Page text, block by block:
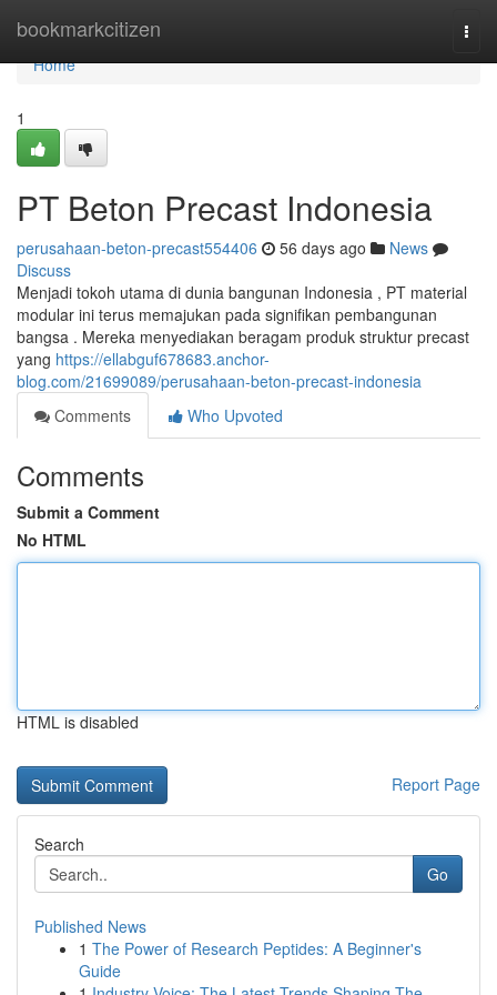
bookmarkcitizen
Home
Home
1
PT Beton Precast Indonesia
perusahaan-beton-precast554406 56 days ago
News
Discuss
Menjadi tokoh utama di dunia bangunan Indonesia , PT material
modular ini terus memajukan pada signifikan pembangunan
bangsa . Mereka menyediakan beragam produk struktur precast
yang https://ellabguf678683.anchor-
blog.com/21699089/perusahaan-beton-precast-indonesia
Comments
Who Upvoted
Comments
Submit a Comment
No HTML
HTML is disabled
Report Page
Search
Go
Published News
1 The Power of Research Peptides: A Beginner's
Guide